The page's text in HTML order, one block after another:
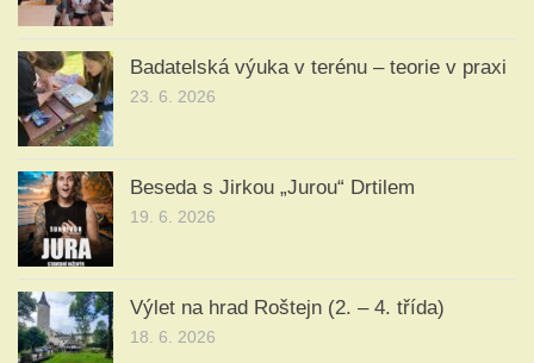
Badatelská výuka v terénu – teorie v praxi
23. 6. 2026
Beseda s Jirkou „Jurou“ Drtilem
19. 6. 2026
Výlet na hrad Roštejn (2. – 4. třída)
18. 6. 2026